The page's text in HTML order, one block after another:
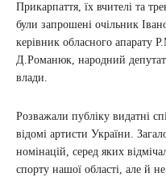
Прикарпаття, їх вчителі та
були запрошені очільник
керівник обласного апарату
Д.Романюк, народний
влади.
Розважали публіку видатні
відомі артисти України.
номінацій, серед яких
спорту нашої області, але й